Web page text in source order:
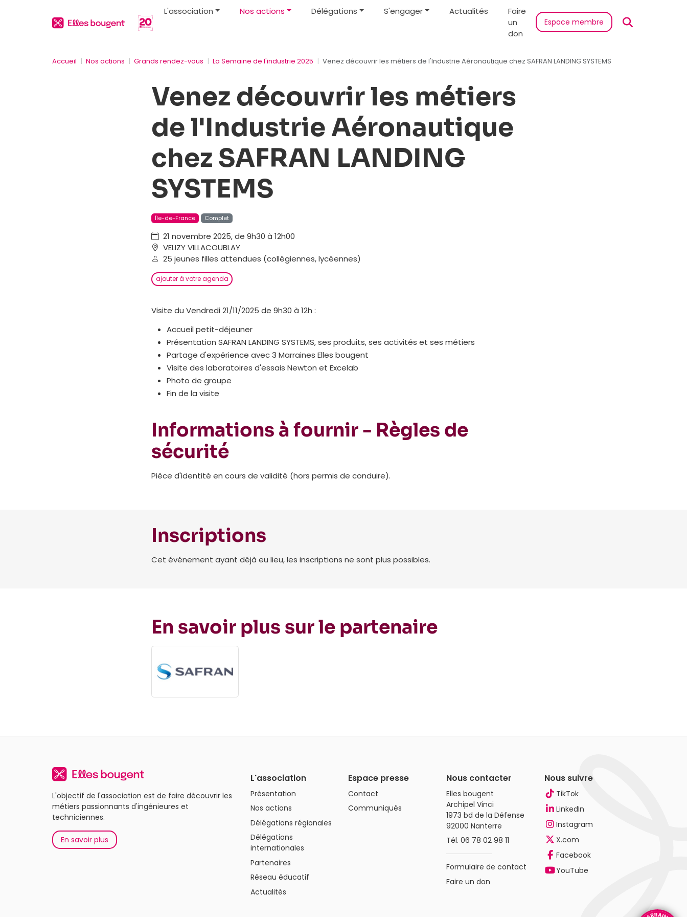
L'association Nos actions Délégations S'engager Actualités
Faire
un
don
Espace membre
Accueil Nos actions Grands rendez-vous La Semaine de l'industrie 2025 Venez découvrir les métiers de l'Industrie Aéronautique chez SAFRAN LANDING SYSTEMS
Venez découvrir les métiers
de l'Industrie Aéronautique
chez SAFRAN LANDING
SYSTEMS
Île-de-France Complet
21 novembre 2025, de 9h30 à 12h00
VELIZY VILLACOUBLAY
25 jeunes filles attendues (collégiennes, lycéennes)
ajouter à votre agenda
Visite du Vendredi 21/11/2025 de 9h30 à 12h :
Accueil petit-déjeuner
Présentation SAFRAN LANDING SYSTEMS, ses produits, ses activités et ses métiers
Partage d'expérience avec 3 Marraines Elles bougent
Visite des laboratoires d'essais Newton et Excelab
Photo de groupe
Fin de la visite
Informations à fournir - Règles de
sécurité
Pièce d'identité en cours de validité (hors permis de conduire).
Inscriptions
Cet événement ayant déjà eu lieu, les inscriptions ne sont plus possibles.
En savoir plus sur le partenaire
L'objectif de l'association est de faire découvrir les
métiers passionnants d'ingénieures et
techniciennes.
En savoir plus
L'association
Présentation
Nos actions
Délégations régionales
Délégations
internationales
Partenaires
Réseau éducatif
Actualités
Espace presse
Contact
Communiqués
Nous contacter
Elles bougent
Archipel Vinci
1973 bd de la Défense
92000 Nanterre
Tél.06 78 02 98 11
Formulaire de contact
Faire un don
Nous suivre
TikTok
LinkedIn
Instagram
X.com
Facebook
YouTube